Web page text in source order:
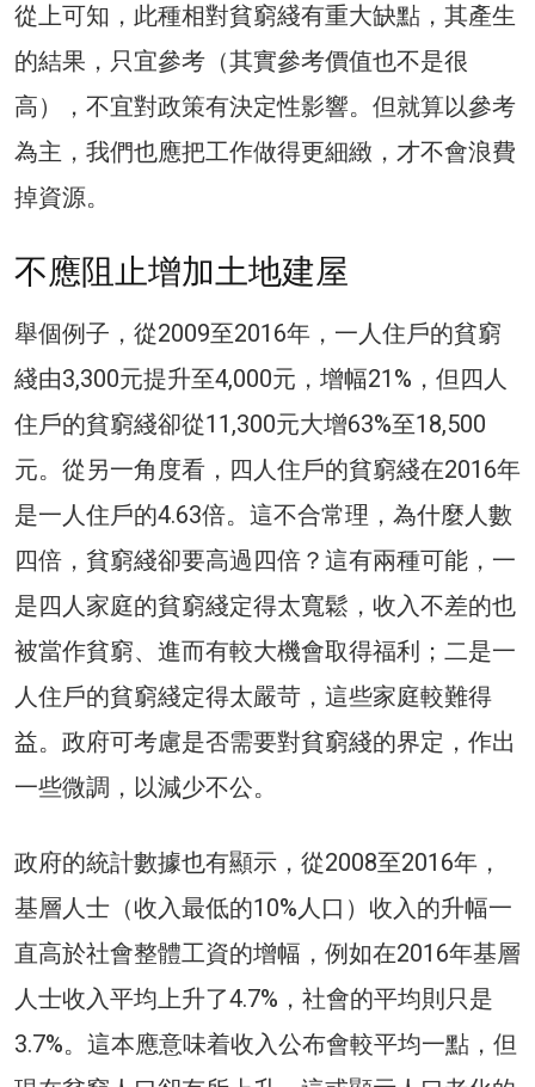
從上可知，此種相對貧窮綫有重大缺點，其產生
的結果，只宜參考（其實參考價值也不是很
高），不宜對政策有決定性影響。但就算以參考
為主，我們也應把工作做得更細緻，才不會浪費
掉資源。
不應阻止增加土地建屋
舉個例子，從2009至2016年，一人住戶的貧窮
綫由3,300元提升至4,000元，增幅21%，但四人
住戶的貧窮綫卻從11,300元大增63%至18,500
元。從另一角度看，四人住戶的貧窮綫在2016年
是一人住戶的4.63倍。這不合常理，為什麼人數
四倍，貧窮綫卻要高過四倍？這有兩種可能，一
是四人家庭的貧窮綫定得太寬鬆，收入不差的也
被當作貧窮、進而有較大機會取得福利；二是一
人住戶的貧窮綫定得太嚴苛，這些家庭較難得
益。政府可考慮是否需要對貧窮綫的界定，作出
一些微調，以減少不公。
政府的統計數據也有顯示，從2008至2016年，
基層人士（收入最低的10%人口）收入的升幅一
直高於社會整體工資的增幅，例如在2016年基層
人士收入平均上升了4.7%，社會的平均則只是
3.7%。這本應意味着收入公布會較平均一點，但